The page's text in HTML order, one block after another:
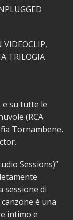
VIDEOCLIP,
TRILOGIA
e su tutte le
(RCA
Tornambene,
Sessions)”
sessione di
è una
intimo e